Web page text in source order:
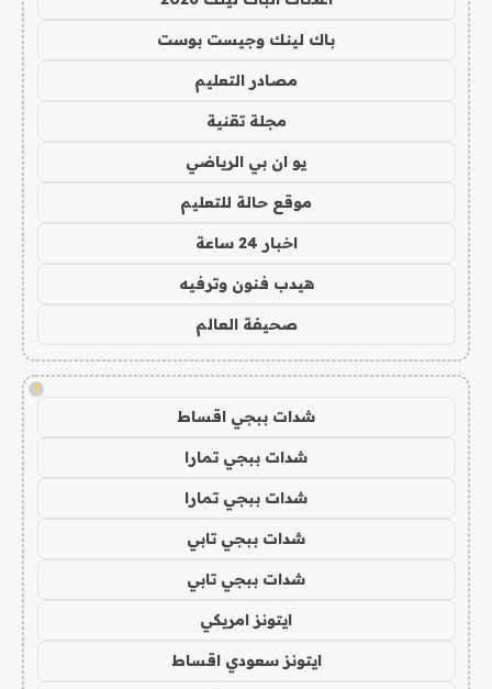
باك لينك وجيست بوست
مصادر التعليم
مجلة تقنية
يو ان بي الرياضي
موقع حالة للتعليم
اخبار 24 ساعة
هيدب فنون وترفيه
صحيفة العالم
!
شدات ببجي اقساط
شدات ببجي تمارا
شدات ببجي تمارا
شدات ببجي تابي
شدات ببجي تابي
ايتونز امريكي
ايتونز سعودي اقساط